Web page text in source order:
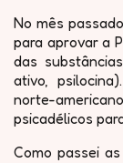
No mês
para aprovar a
das
ativo,
norte-
psicadélicos
Como passei